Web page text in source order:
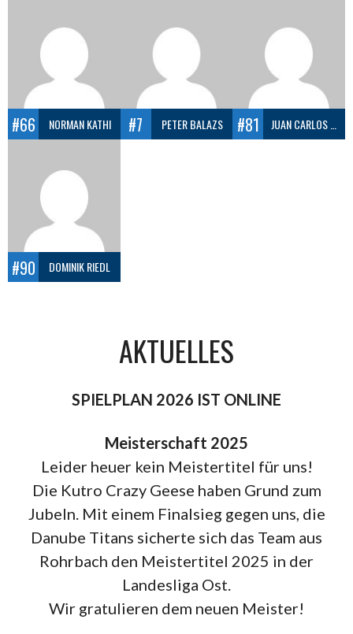
#66 NORMAN KATHI #7 PETER BALAZS #81 JUAN CARLOS SOSA ALBERTO
#90 DOMINIK RIEDL
AKTUELLES
SPIELPLAN 2026 IST ONLINE
Meisterschaft 2025
Leider heuer kein Meistertitel für uns!
Die Kutro Crazy Geese haben Grund zum
Jubeln. Mit einem Finalsieg gegen uns, die
Danube Titans sicherte sich das Team aus
Rohrbach den Meistertitel 2025 in der
Landesliga Ost.
Wir gratulieren dem neuen Meister!